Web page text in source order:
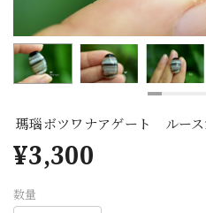
瑪瑙ボツワナアゲート ルー
¥3,300
数量